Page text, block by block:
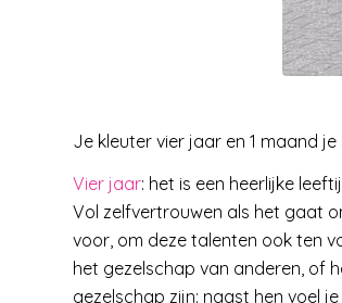
Je kleuter vier jaar en 1 maand
Vier jaar: het is een heerlijke
Vol zelfvertrouwen als het gaat
voor, om deze talenten ook ten
het gezelschap van anderen, of
gezelschap zijn: naast hen voel